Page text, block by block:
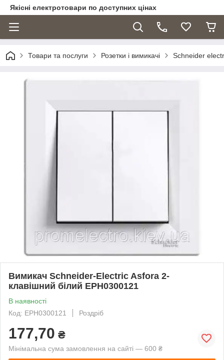
Якісні електротовари по доступних цінах
Товари та послуги Розетки і вимикачі Schneider
Вимикач Schneider-Electric Asfora 2-
клавішний білий EPH0300121
В наявності
Код: EPH0300121
Роздріб
177,70 ₴
Мінімальна сума замовлення на сайті — 600 ₴